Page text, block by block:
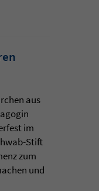
aus
im
Stift
zum
und